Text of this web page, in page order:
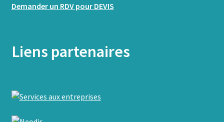
Demander un RDV pour DEVIS
Liens partenaires